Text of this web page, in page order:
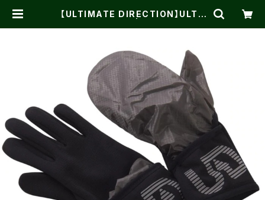
【ULTIMATE DIRECTION】ULTR